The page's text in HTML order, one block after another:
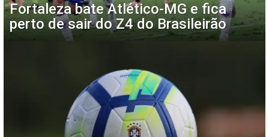
Fortaleza bate Atlético-MG e fica
perto de sair do Z4 do Brasileirão